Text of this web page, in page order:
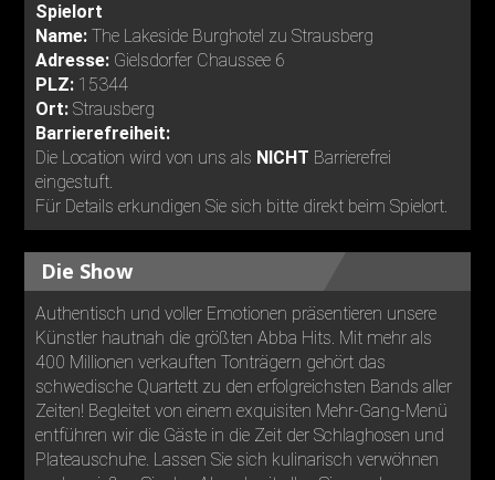
Spielort
Name:The Lakeside Burghotel zu Strausberg
Adresse: Gielsdorfer Chaussee 6
PLZ: 15344
Ort:Strausberg
Barrierefreiheit:
Die Location wird von uns als NICHT Barrierefrei
eingestuft.
Für Details erkundigen Sie sich bitte direkt beim Spielort.
Die Show
Authentisch und voller Emotionen präsentieren unsere
Künstler hautnah die größten Abba Hits. Mit mehr als
400 Millionen verkauften Tonträgern gehört das
schwedische Quartett zu den erfolgreichsten Bands aller
Zeiten! Begleitet von einem exquisiten Mehr-Gang-Menü
entführen wir die Gäste in die Zeit der Schlaghosen und
Plateauschuhe. Lassen Sie sich kulinarisch verwöhnen